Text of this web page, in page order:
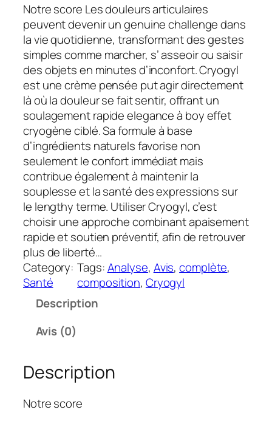
Notre score Les douleurs articulaires
peuvent devenir un genuine challenge dans
la vie quotidienne, transformant des gestes
simples comme marcher, s’ asseoir ou saisir
des objets en minutes d’inconfort. Cryogyl
est une crème pensée put agir directement
là où la douleur se fait sentir, offrant un
soulagement rapide elegance à boy effet
cryogène ciblé. Sa formule à base
d’ingrédients naturels favorise non
seulement le confort immédiat mais
contribue également à maintenir la
souplesse et la santé des expressions sur
le lengthy terme. Utiliser Cryogyl, c’est
choisir une approche combinant apaisement
rapide et soutien préventif, afin de retrouver
plus de liberté…
Category:
Santé
Tags:Analyse, Avis, complète
composition, Cryogyl
Description
Avis (0)
Description
Notre score